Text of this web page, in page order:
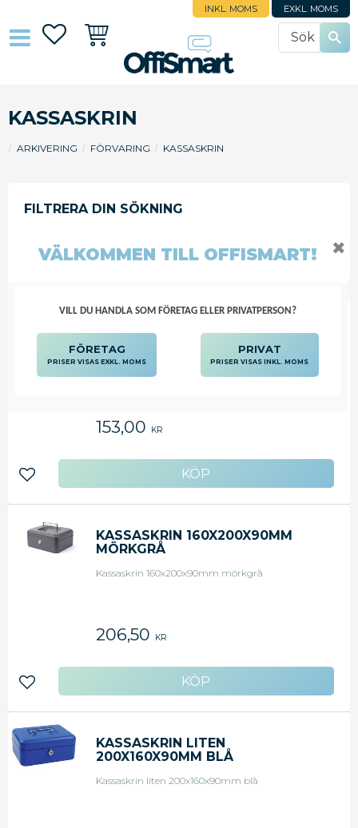
INKL. MOMS EXKL. MOMS
FavoriterKundvagn
KASSASKRIN
ARKIVERING FÖRVARING KASSASKRIN
FILTRERA SORTERA
Kassaskrin 115x150x80mm svart
153,00 KR
Lägg till i favoriter
KASSASKRIN 160X200X90MM
MÖRKGRÅ
Kassaskrin 160x200x90mm mörkgrå
206,50 KR
Lägg till i favoriter
KASSASKRIN LITEN
200X160X90MM BLÅ
Kassaskrin liten 200x160x90mm blå
VÄLKOMMEN TILL OFFISMART!
VILL DU HANDLA SOM FÖRETAG ELLER PRIVATPERSON?
FÖRETAG
PRISER VISAS EXKL. MOMS
PRIVAT
PRISER VISAS INKL. MOMS
✖